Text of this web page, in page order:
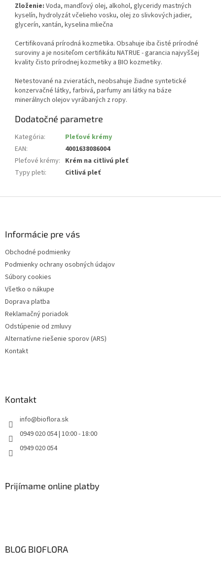
Zloženie: Voda, mandľový olej, alkohol, glyceridy mastných
kyselín, hydrolyzát včelieho vosku, olej zo slivkových jadier,
glycerín, xantán, kyselina mliečna
Certifikovaná prírodná kozmetika. Obsahuje iba čisté prírodné
suroviny a je nositeľom certifikátu NATRUE - garancia najvyššej
kvality čisto prírodnej kozmetiky a BIO kozmetiky.
Netestované na zvieratách, neobsahuje žiadne syntetické
konzervačné látky, farbivá, parfumy ani látky na báze
minerálnych olejov vyrábaných z ropy.
Dodatočné parametre
Kategória:
Pleťové krémy
EAN:
4001638086004
Pleťové krémy: Krém na citlivú pleť
Typy pleti: Citlivá pleť
Informácie pre vás
Obchodné podmienky
Podmienky ochrany osobných údajov
Súbory cookies
Všetko o nákupe
Doprava platba
Reklamačný poriadok
Odstúpenie od zmluvy
Alternatívne riešenie sporov (ARS)
Kontakt
Kontakt
info@bioflora.sk
0949 020 054 | 10:00 - 18:00
0949 020 054
Prijímame online platby
BLOG BIOFLORA